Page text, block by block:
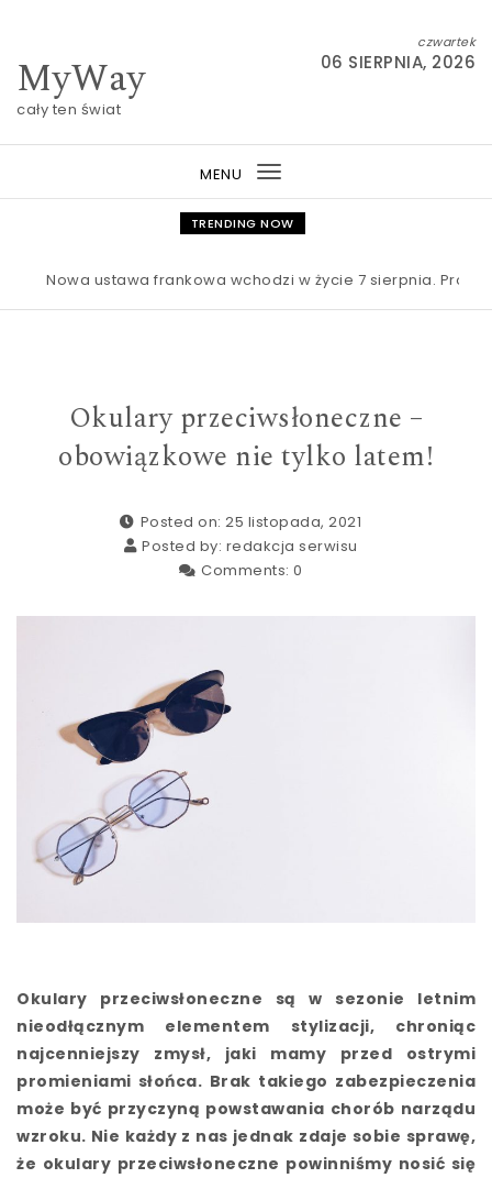
MyWay
cały ten świat
czwartek
06 SIERPNIA, 2026
MENU
Toggle
navigation
TRENDING NOW
Nowa ustawa frankowa wchodzi w życie 7 sierpnia.
Okulary przeciwsłoneczne –
obowiązkowe nie tylko latem!
Posted on: 25 listopada, 2021
Posted by: redakcja serwisu
Comments: 0
Okulary przeciwsłoneczne są w sezonie letnim
nieodłącznym elementem stylizacji, chroniąc
najcenniejszy zmysł, jaki mamy przed ostrymi
promieniami słońca. Brak takiego zabezpieczenia
może być przyczyną powstawania chorób narządu
wzroku. Nie każdy z nas jednak zdaje sobie sprawę,
że okulary przeciwsłoneczne powinniśmy nosić się